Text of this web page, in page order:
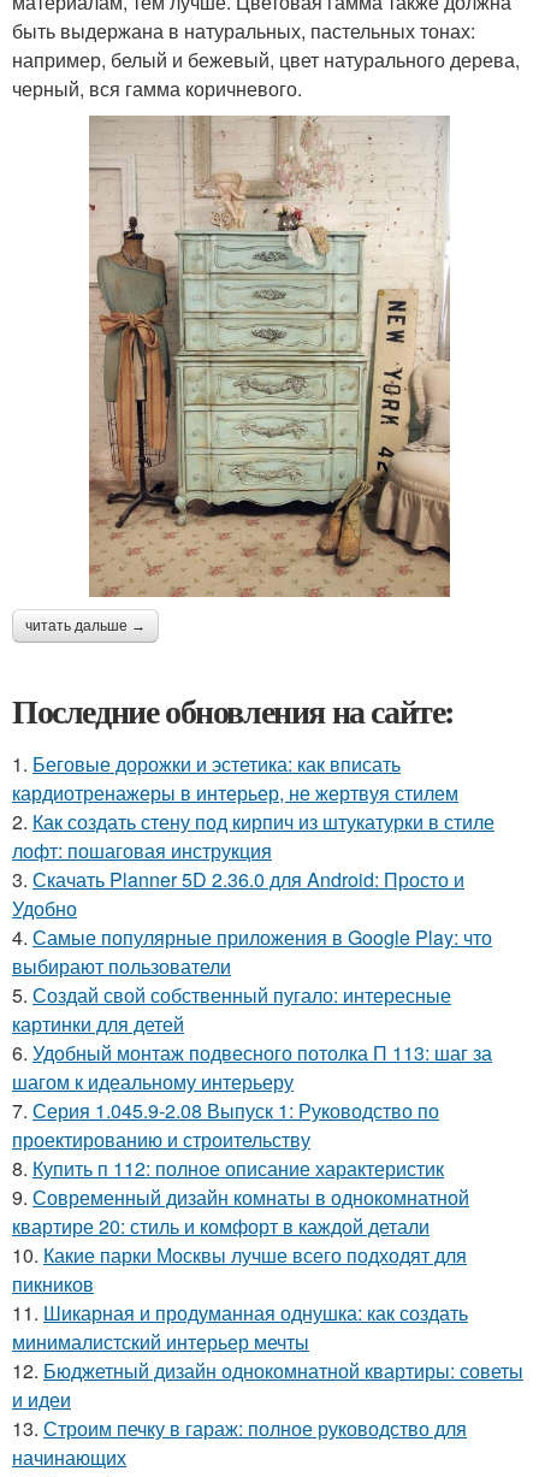
быть выдержана в натуральных, пастельных тонах:
например, белый и бежевый, цвет натурального дерева,
черный, вся гамма коричневого.
читать дальше →
Последние обновления на сайте:
1. Беговые дорожки и эстетика: как вписать
кардиотренажеры в интерьер, не жертвуя стилем
2. Как создать стену под кирпич из штукатурки в стиле
лофт: пошаговая инструкция
3. Скачать Planner 5D 2.36.0 для Android: Просто и
Удобно
4. Самые популярные приложения в Google Play: что
выбирают пользователи
5. Создай свой собственный пугало: интересные
картинки для детей
6. Удобный монтаж подвесного потолка П 113: шаг за
шагом к идеальному интерьеру
7. Серия 1.045.9-2.08 Выпуск 1: Руководство по
проектированию и строительству
8. Купить п 112: полное описание характеристик
9. Современный дизайн комнаты в однокомнатной
квартире 20: стиль и комфорт в каждой детали
10. Какие парки Москвы лучше всего подходят для
пикников
11. Шикарная и продуманная однушка: как создать
минималистский интерьер мечты
12. Бюджетный дизайн однокомнатной квартиры: советы
и идеи
13. Строим печку в гараж: полное руководство для
начинающих